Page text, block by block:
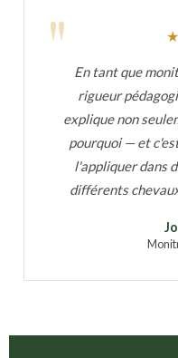
En tant que
rigueur
explique non
pourquoi — et
l'appliquer dans
différents